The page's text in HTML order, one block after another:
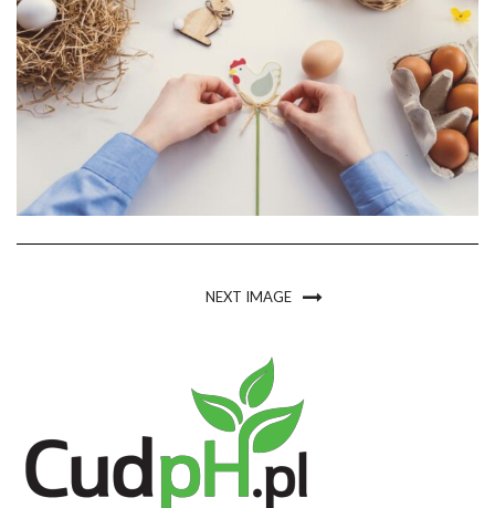
NEXT IMAGE